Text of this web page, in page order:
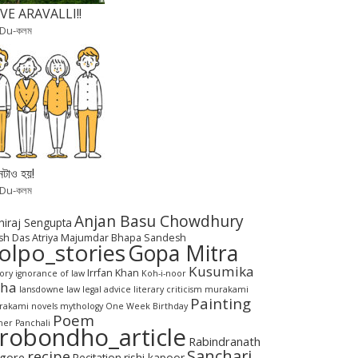
ARAVALLI!!
কলম
হয়!
কলম
Sengupta Anjan Basu Chowdhury
DasAtriya Majumdar Bhapa Sandesh
Gopa Mitra
ignorance of law Irrfan Khan Koh-i-noor Kusumika
lansdowne law legal advice literary criticism murakami
novels mythology One Week Birthday Painting
Panchali Poem
Rabindranath